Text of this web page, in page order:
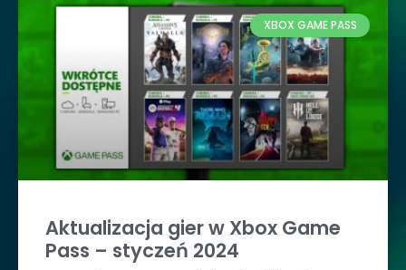
XBOX GAME PASS
Aktualizacja gier w Xbox Game
Pass – styczeń 2024